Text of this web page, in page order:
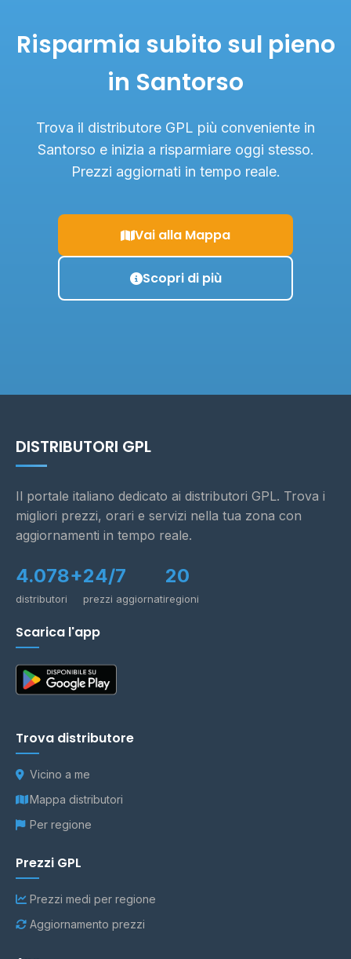
Risparmia subito sul pieno
in Santorso
Trova il distributore GPL più conveniente in
Santorso e inizia a risparmiare oggi stesso.
Prezzi aggiornati in tempo reale.
Vai alla Mappa
Scopri di più
DISTRIBUTORI GPL
Il portale italiano dedicato ai distributori GPL. Trova i
migliori prezzi, orari e servizi nella tua zona con
aggiornamenti in tempo reale.
4.078+
distributori
24/7
prezzi aggiornati
20
regioni
Scarica l'app
Trova distributore
Vicino a me
Mappa distributori
Per regione
Prezzi GPL
Prezzi medi per regione
Aggiornamento prezzi